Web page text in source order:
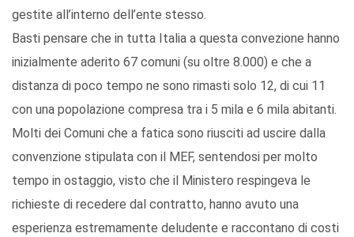
gestite all’interno dell’ente stesso.
Basti pensare che in tutta Italia a questa convezione hanno
inizialmente aderito 67 comuni (su oltre 8.000) e che a
distanza di poco tempo ne sono rimasti solo 12, di cui 11
con una popolazione compresa tra i 5 mila e 6 mila abitanti.
Molti dei Comuni che a fatica sono riusciti ad uscire dalla
convenzione stipulata con il MEF, sentendosi per molto
tempo in ostaggio, visto che il Ministero respingeva le
richieste di recedere dal contratto, hanno avuto una
esperienza estremamente deludente e raccontano di costi